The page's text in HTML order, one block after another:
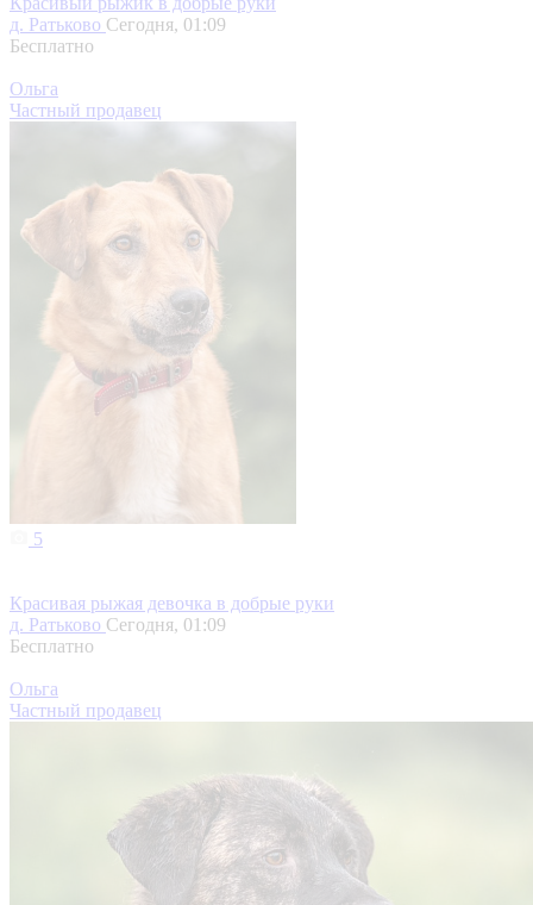
д. Ратьково Сегодня, 01:09
Бесплатно
Ольга
Частный продавец
5
Красивая рыжая девочка в добрые руки
д. Ратьково Сегодня, 01:09
Бесплатно
Ольга
Частный продавец